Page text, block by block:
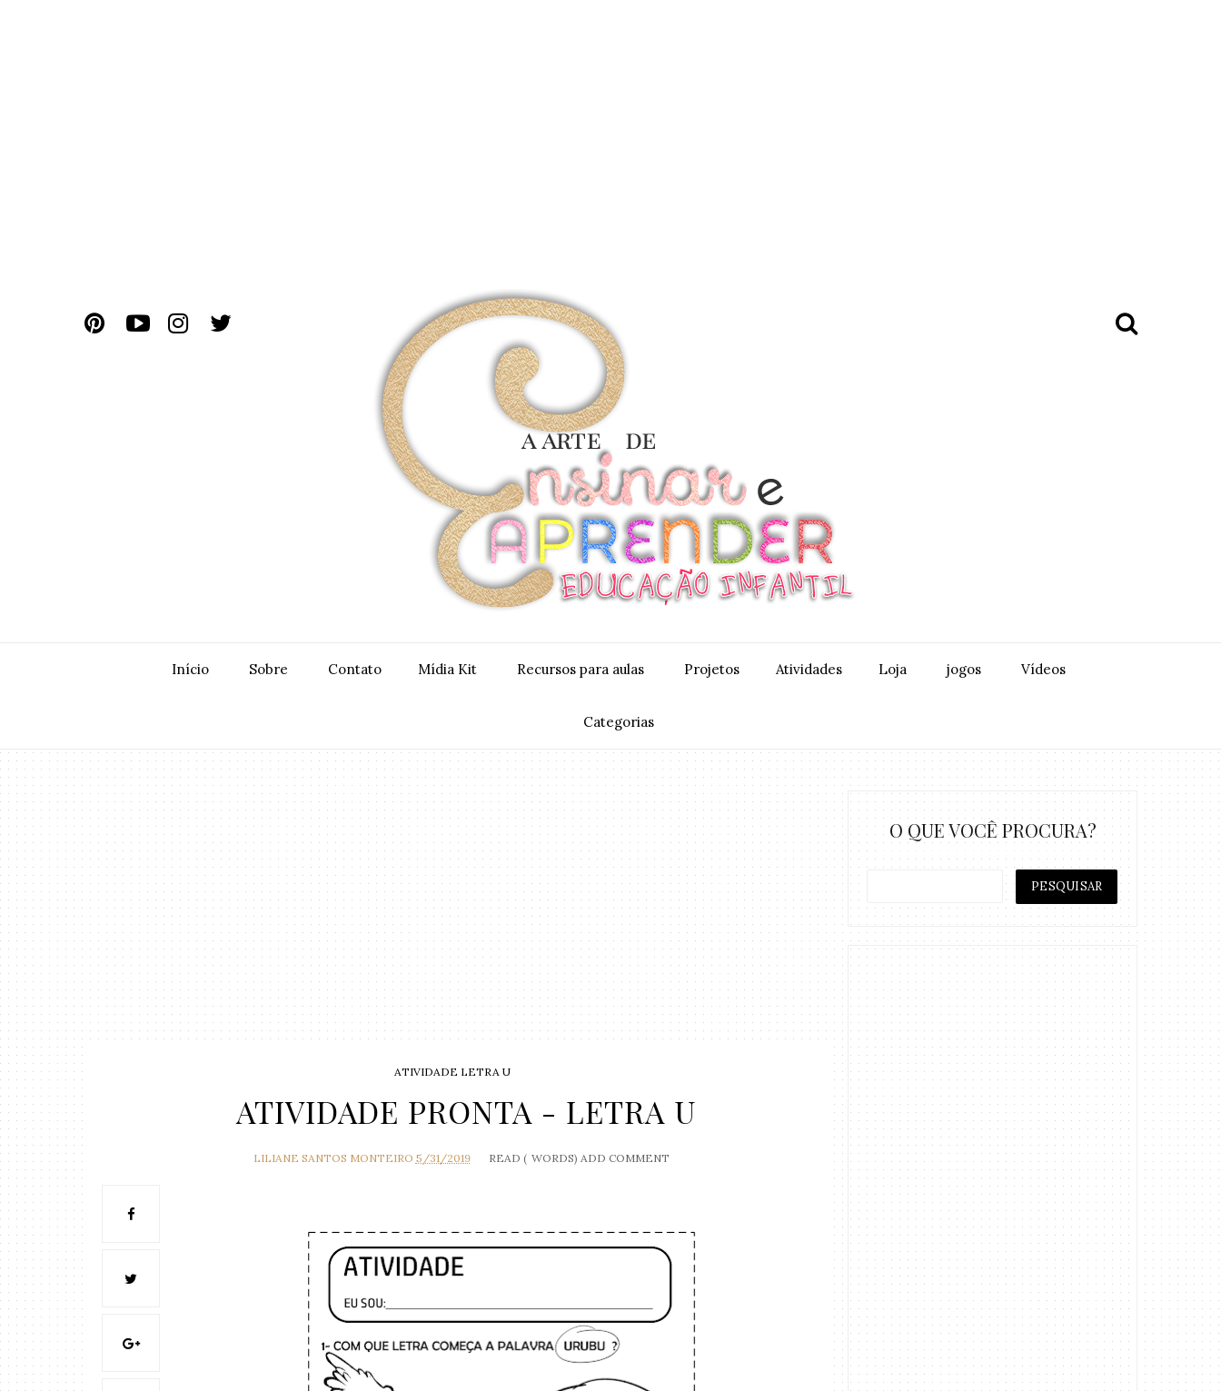
Início Sobre Contato Mídia Kit Recursos para aulas Projetos Atividades Loja jogos Vídeos
Categorias
ATIVIDADE LETRA U
ATIVIDADE PRONTA - LETRA U
LILIANE SANTOS MONTEIRO 5/31/2019 READ ( WORDS) ADD COMMENT
O QUE VOCÊ PROCURA?